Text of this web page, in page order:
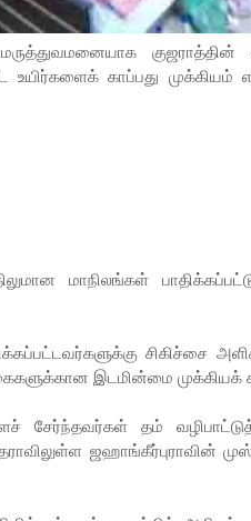
குஜராத்தின்
உயிர்களைக் காப்பது
மாநிலங்கள்
சிகிச்சை
இடமின்மை
சேர்ந்தவர்கள் தம்
ஜஹாங்கீர்புராவின்